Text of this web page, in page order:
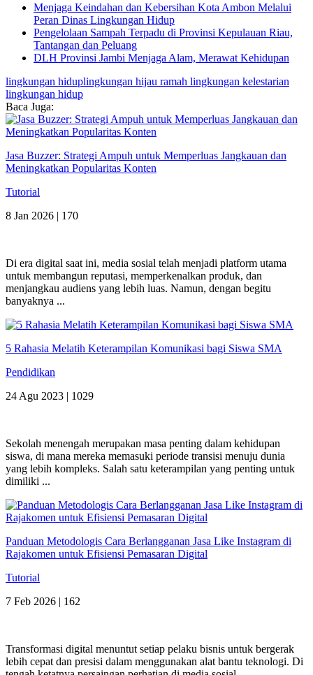
Menjaga Keindahan dan Kebersihan Kota Ambon Melalui
Peran Dinas Lingkungan Hidup
Pengelolaan Sampah Terpadu di Provinsi Kepulauan Riau,
Tantangan dan Peluang
DLH Provinsi Jambi Menjaga Alam, Merawat Kehidupan
lingkungan hiduplingkungan hijau ramah lingkungan kelestarian
lingkungan hidup
Baca Juga:
Jasa Buzzer: Strategi Ampuh untuk Memperluas Jangkauan dan
Meningkatkan Popularitas Konten
Tutorial
8 Jan 2026 | 170
Di era digital saat ini, media sosial telah menjadi platform utama
untuk membangun reputasi, memperkenalkan produk, dan
menjangkau audiens yang lebih luas. Namun, dengan begitu
banyaknya ...
5 Rahasia Melatih Keterampilan Komunikasi bagi Siswa SMA
Pendidikan
24 Agu 2023 | 1029
Sekolah menengah merupakan masa penting dalam kehidupan
siswa, di mana mereka memasuki periode transisi menuju dunia
yang lebih kompleks. Salah satu keterampilan yang penting untuk
dimiliki ...
Panduan Metodologis Cara Berlangganan Jasa Like Instagram di
Rajakomen untuk Efisiensi Pemasaran Digital
Tutorial
7 Feb 2026 | 162
Transformasi digital menuntut setiap pelaku bisnis untuk bergerak
lebih cepat dan presisi dalam menggunakan alat bantu teknologi. Di